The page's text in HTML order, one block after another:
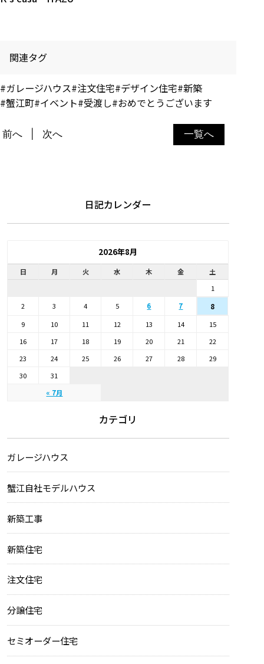
関連タグ
#ガレージハウス#注文住宅#デザイン住宅#新築
#蟹江町#イベント#受渡し#おめでとうございます
一覧へ
前へ 次へ
日記カレンダー
2026年8月
日 月 火 水 木 金 土
« 7月
1
2
3 4 5 6 7
8
9
10 11 12 13 14
15
16
17 18 19 20 21
22
23
24 25 26 27 28
29
30
31
カテゴリ
ガレージハウス
蟹江自社モデルハウス
新築工事
新築住宅
注文住宅
分譲住宅
セミオーダー住宅